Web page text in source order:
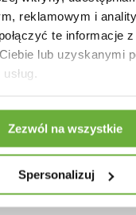
reklamowym i
te informacje
lub uzyskanymi
Zezwól na wszystkie
Spersonalizuj